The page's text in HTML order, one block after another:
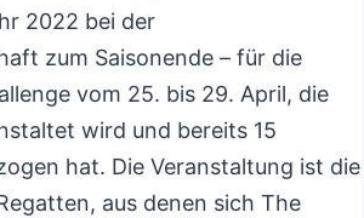
2022 bei der
zum Saisonende – für die
vom 25. bis 29. April, die
wird und bereits 15
hat. Die Veranstaltung ist die
aus denen sich The